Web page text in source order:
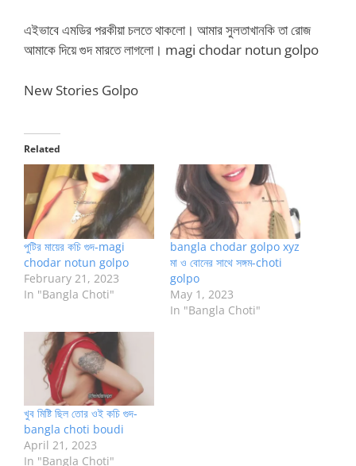
এইভাবে এমডির পরকীয়া চলতে থাকলো। আমার সুলতাখানকি তা রোজ
আমাকে দিয়ে গুদ মারতে লাগলো। magi chodar notun golpo
New Stories Golpo
Related
পুটির মায়ের কচি গুদ-magi
chodar notun golpo
February 21, 2023
In "Bangla Choti"
bangla chodar golpo xyz
মা ও বোনের সাথে সঙ্গম-choti
golpo
May 1, 2023
In "Bangla Choti"
খুব মিষ্টি ছিল তোর ওই কচি গুদ-
bangla choti boudi
April 21, 2023
In "Bangla Choti"